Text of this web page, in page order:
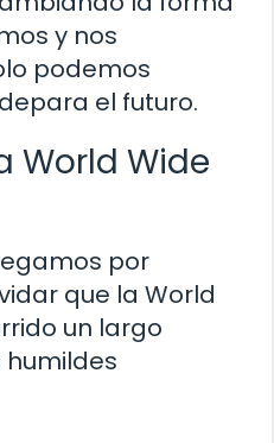
y nos
podemos
el futuro.
World Wide
por
que la World
un largo